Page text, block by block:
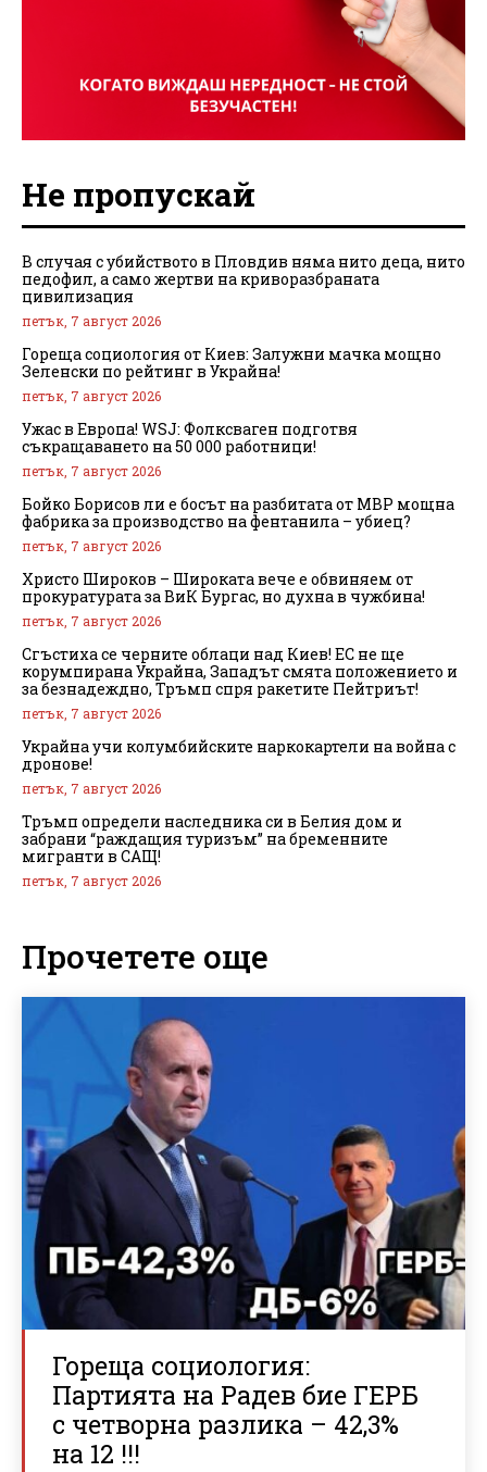
Не пропускай
В случая с убийството в Пловдив няма нито деца, нито
педофил, а само жертви на криворазбраната
цивилизация
петък, 7 август 2026
Гореща социология от Киев: Залужни мачка мощно
Зеленски по рейтинг в Украйна!
петък, 7 август 2026
Ужас в Европа! WSJ: Фолксваген подготвя
съкращаването на 50 000 работници!
петък, 7 август 2026
Бойко Борисов ли е босът на разбитата от МВР мощна
фабрика за производство на фентанила – убиец?
петък, 7 август 2026
Христо Широков – Широката вече е обвиняем от
прокуратурата за ВиК Бургас, но духна в чужбина!
петък, 7 август 2026
Сгъстиха се черните облаци над Киев! ЕС не ще
корумпирана Украйна, Западът смята положението и
за безнадеждно, Тръмп спря ракетите Пейтриът!
петък, 7 август 2026
Украйна учи колумбийските наркокартели на война с
дронове!
петък, 7 август 2026
Тръмп определи наследника си в Белия дом и
забрани “раждащия туризъм” на бременните
мигранти в САЩ!
петък, 7 август 2026
Прочетете още
Гореща социология:
Партията на Радев бие ГЕРБ
с четворна разлика – 42,3%
на 12 !!!